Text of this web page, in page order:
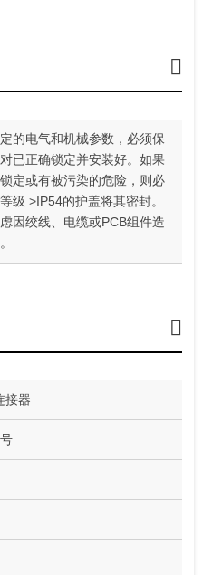
的电气和机械参数，必须保
已正确锁定并安装好。如果
定或有被污染的危险，则必
级 >IP54的护盖将其密封。
因绞线、电缆或PCB组件造
接器